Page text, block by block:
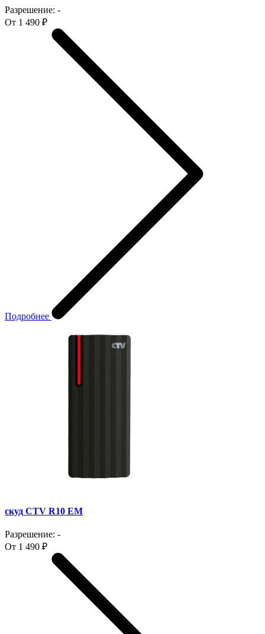
Разрешение: -
От 1 490 ₽
Подробнее
скуд CTV R10 EM
Разрешение: -
От 1 490 ₽